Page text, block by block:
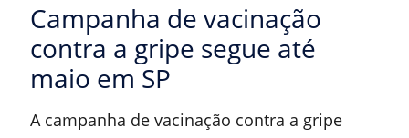
Campanha de vacinação
contra a gripe segue até
maio em SP
A campanha de vacinação contra a gripe